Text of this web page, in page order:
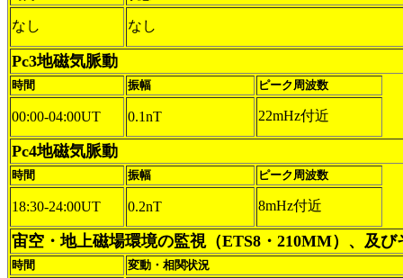
なし なし
Pc3地磁気脈動
時間 振幅 ピーク周波数
00:00-04:00UT 0.1nT 22mHz付近
Pc4地磁気脈動
時間 振幅 ピーク周波数
18:30-24:00UT 0.2nT 8mHz付近
宙空・地上磁場環境の監視（ETS8・210MM）、及び
時間 変動・相関状況